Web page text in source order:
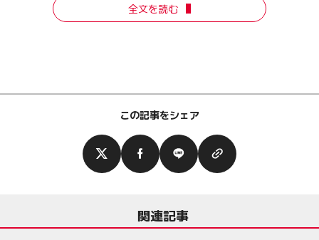
全文を読む
この記事をシェア
関連記事